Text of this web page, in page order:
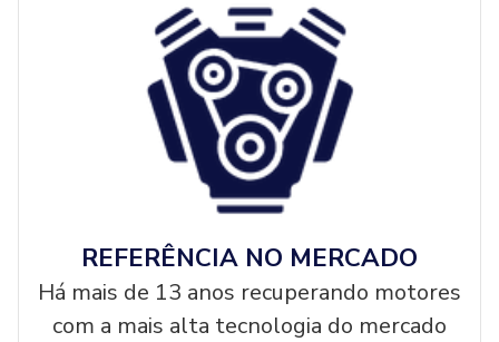
REFERÊNCIA NO MERCADO
Há mais de 13 anos recuperando motores
com a mais alta tecnologia do mercado